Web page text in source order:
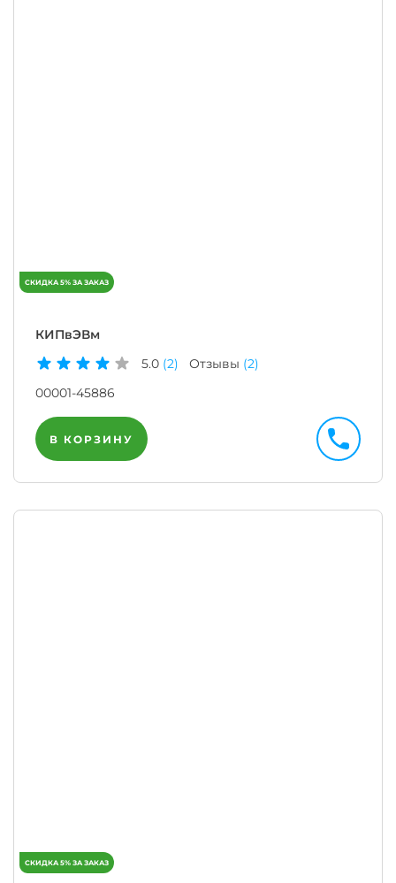
КИПвЭВм
5.0 (2) Отзывы (2)
00001-45886
В КОРЗИНУ